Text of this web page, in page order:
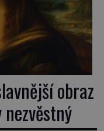
obraz